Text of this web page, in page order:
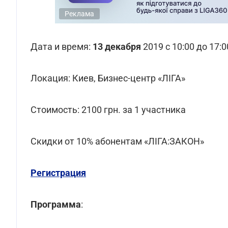
Реклама
Дата и время: 13 декабря 2019 с 10:00 до
Локация: Киев, Бизнес-центр «ЛІГА»
Стоимость: 2100 грн. за 1 участника
Скидки от 10% абонентам «ЛІГА:ЗАКОН»
Регистрация
Программа: